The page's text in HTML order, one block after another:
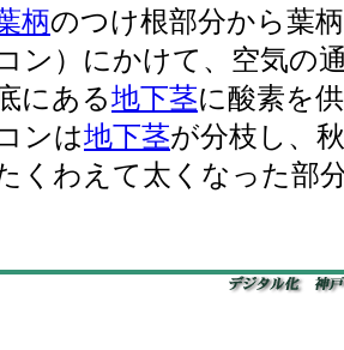
柄のつけ根部分から葉
コン）にかけて、空気の
にある地下茎に酸素を
ンは地下茎が分枝し、
くわえて太くなった部